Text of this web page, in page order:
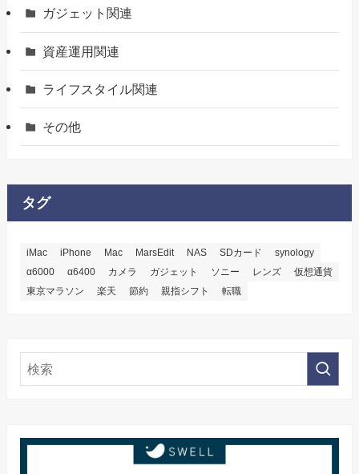
ガジェット関連
資産運用関連
ライフスタイル関連
その他
タグ
iMac iPhone Mac MarsEdit NAS SDカード
synology
α6000
α6400 カメラ ガジェット ソニー レンズ
仮想通貨
東京マラソン
楽天 節約 親指シフト 転職